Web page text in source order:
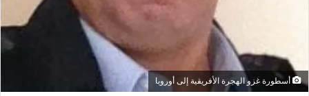
أسطورة غزو الهجرة الأفريقية إلى أوروبا